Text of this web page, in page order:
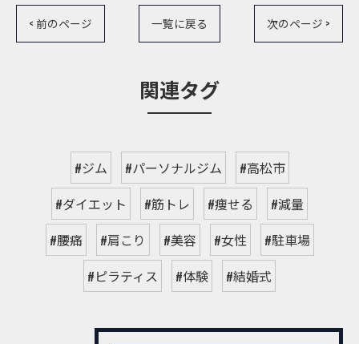
< 前のページ 一覧に戻る 次のページ >
関連タグ
#ジム #パーソナルジム
#高松市
#ダイエット
#筋トレ #痩せる
#減量
#腰痛
#肩こり #美容 #女性
#駐車場
#ピラティス
#体験 #結婚式